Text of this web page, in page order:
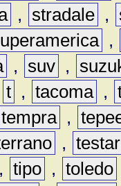
, stradale ,
,
, suv ,
t , tacoma ,
tempra ,
,
, tipo , toledo